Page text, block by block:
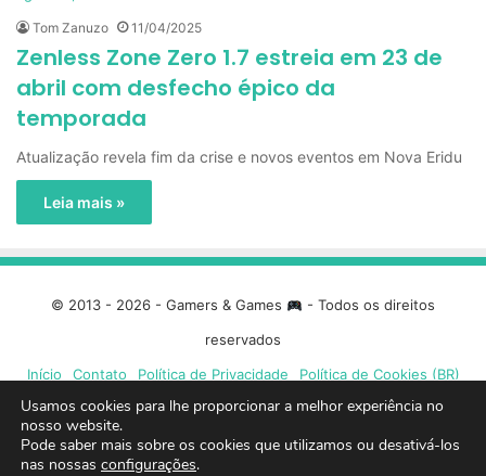
Tom Zanuzo 11/04/2025
Zenless Zone Zero 1.7 estreia em 23 de
abril com desfecho épico da
temporada
Atualização revela fim da crise e novos eventos em Nova Eridu
Leia mais »
© 2013 - 2026 - Gamers & Games
- Todos os direitos
reservados
Início
Contato Política de Privacidade Política de Cookies (BR)
Facebook
X
Usamos cookies para lhe proporcionar a melhor experiência no
nosso website.
Pode saber mais sobre os cookies que utilizamos ou desativá-los
nas nossas configurações.